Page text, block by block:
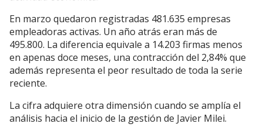
En marzo quedaron registradas 481.635 empresas
empleadoras activas. Un año atrás eran más de
495.800. La diferencia equivale a 14.203 firmas menos
en apenas doce meses, una contracción del 2,84% que
además representa el peor resultado de toda la serie
reciente.
La cifra adquiere otra dimensión cuando se amplía el
análisis hacia el inicio de la gestión de Javier Milei.